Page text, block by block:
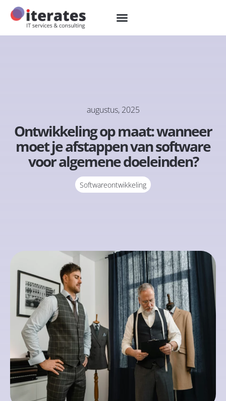
augustus, 2025
Ontwikkeling op maat: wanneer
moet je afstappen van software
voor algemene doeleinden?
Softwareontwikkeling